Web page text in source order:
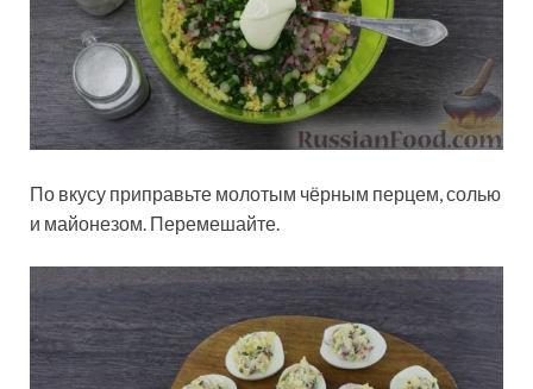
По вкусу приправьте молотым чёрным перцем, солью
и майонезом. Перемешайте.